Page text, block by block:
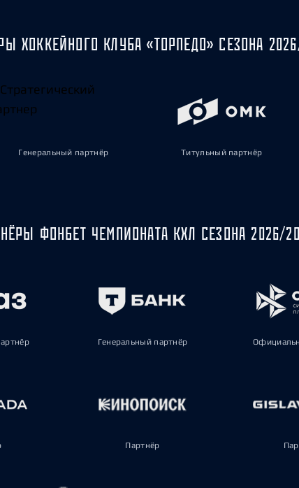
ХОККЕЙНОГО КЛУБА «ТОРПЕДО» СЕЗОНА
Генеральный партнёр Титульный партнёр
ФОНБЕТ ЧЕМПИОНАТА КХЛ СЕЗОНА 2026/
Генеральный партнёр
Партнёр